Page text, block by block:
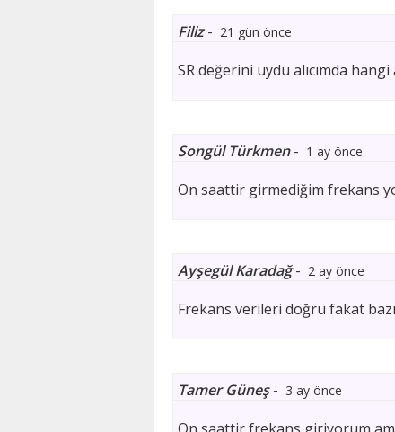
Filiz- 21 gün önce
SR değerini uydu alıcımda
Songül Türkmen- 1 ay önce
On saattir girmediğim frekans
Ayşegül Karadağ- 2 ay önce
Frekans verileri doğru fakat
Tamer Güneş- 3 ay önce